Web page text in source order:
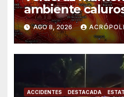
ambiente
lluvias
AGO 8, 2026
ACCIDENTES DESTACADA